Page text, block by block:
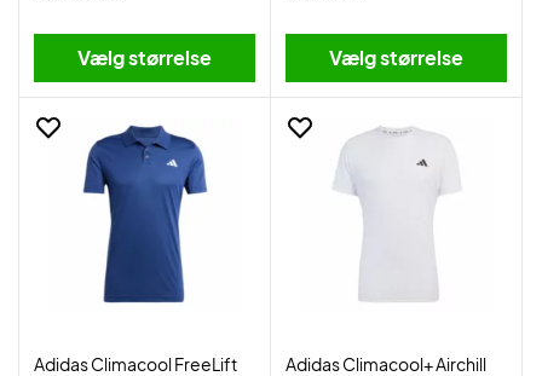
Vælg størrelse Vælg størrelse
Adidas Climacool FreeLift
Adidas Climacool+ Airchill